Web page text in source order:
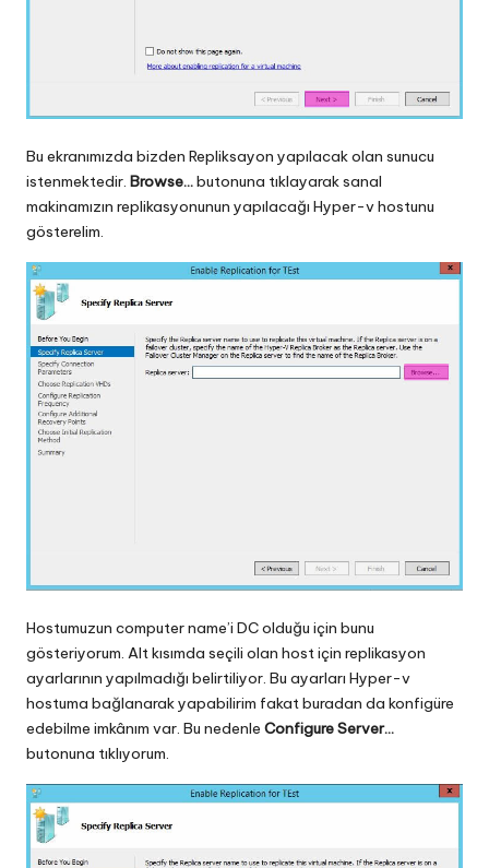
Bu ekranımızda bizden Repliksayon yapılacak olan sunucu
istenmektedir. Browse…butonuna tıklayarak sanal
makinamızın replikasyonunun yapılacağı Hyper-v hostunu
gösterelim.
Hostumuzun computer name’i DC olduğu için bunu
gösteriyorum. Alt kısımda seçili olan host için replikasyon
ayarlarının yapılmadığı belirtiliyor. Bu ayarları Hyper-v
hostuma bağlanarak yapabilirim fakat buradan da konfigüre
edebilme imkânım var. Bu nedenle Configure Server…
butonuna tıklıyorum.